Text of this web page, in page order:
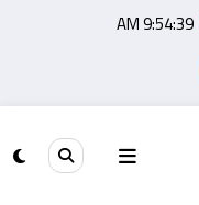
9:54:39 AM